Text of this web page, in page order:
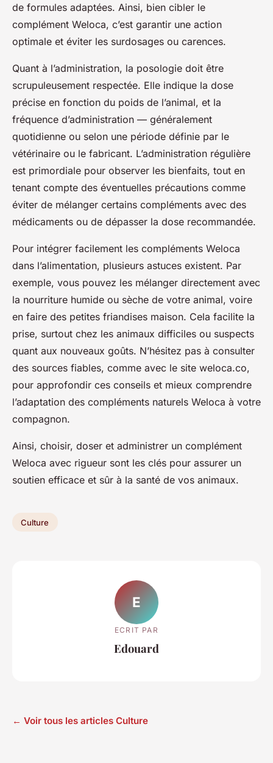
de formules adaptées. Ainsi, bien cibler le
complément Weloca, c’est garantir une action
optimale et éviter les surdosages ou carences.
Quant à l’administration, la posologie doit être
scrupuleusement respectée. Elle indique la dose
précise en fonction du poids de l’animal, et la
fréquence d’administration — généralement
quotidienne ou selon une période définie par le
vétérinaire ou le fabricant. L’administration régulière
est primordiale pour observer les bienfaits, tout en
tenant compte des éventuelles précautions comme
éviter de mélanger certains compléments avec des
médicaments ou de dépasser la dose recommandée.
Pour intégrer facilement les compléments Weloca
dans l’alimentation, plusieurs astuces existent. Par
exemple, vous pouvez les mélanger directement avec
la nourriture humide ou sèche de votre animal, voire
en faire des petites friandises maison. Cela facilite la
prise, surtout chez les animaux difficiles ou suspects
quant aux nouveaux goûts. N’hésitez pas à consulter
des sources fiables, comme avec le site weloca.co,
pour approfondir ces conseils et mieux comprendre
l’adaptation des compléments naturels Weloca à votre
compagnon.
Ainsi, choisir, doser et administrer un complément
Weloca avec rigueur sont les clés pour assurer un
soutien efficace et sûr à la santé de vos animaux.
Culture
E
ECRIT PAR
Edouard
← Voir tous les articles Culture